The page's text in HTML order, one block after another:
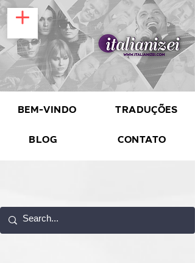
Bem-vindo Traduções
Blog Contato